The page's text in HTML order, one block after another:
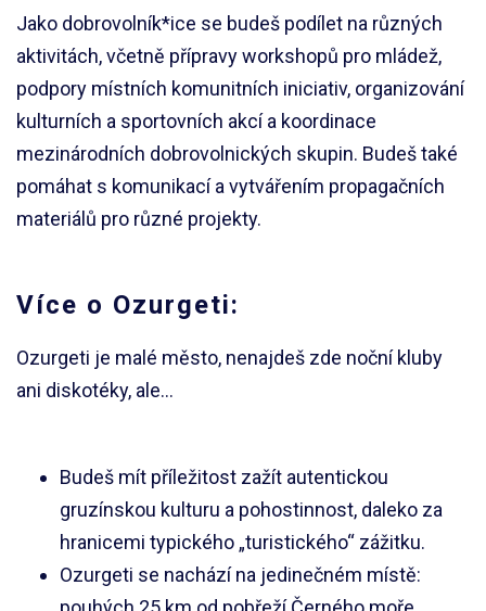
Jako dobrovolník*ice se budeš podílet na různých
aktivitách, včetně přípravy workshopů pro mládež,
podpory místních komunitních iniciativ, organizování
kulturních a sportovních akcí a koordinace
mezinárodních dobrovolnických skupin. Budeš také
pomáhat s komunikací a vytvářením propagačních
materiálů pro různé projekty.
Více o Ozurgeti:
Ozurgeti je malé město, nenajdeš zde noční kluby
ani diskotéky, ale…
Budeš mít příležitost zažít autentickou
gruzínskou kulturu a pohostinnost, daleko za
hranicemi typického „turistického“ zážitku.
Ozurgeti se nachází na jedinečném místě: